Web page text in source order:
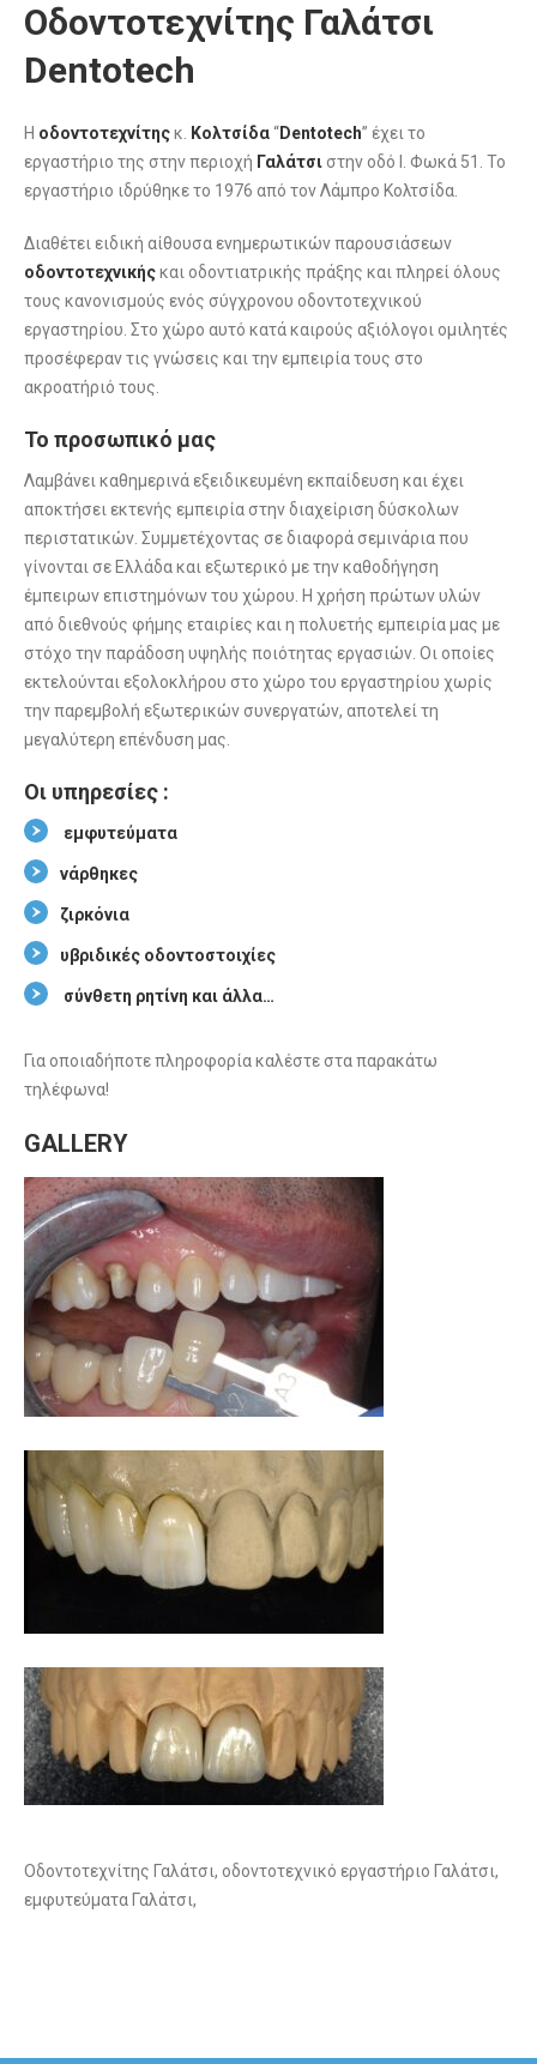
Οδοντοτεχνίτης Γαλάτσι
Dentotech
Η οδοντοτεχνίτηςκ. Κολτσίδα“Dentotech” έχει το
εργαστήριο της στην περιοχή Γαλάτσι στην οδό Ι. Φωκά 51. Το
εργαστήριο ιδρύθηκε το 1976 από τον Λάμπρο Κολτσίδα.
Διαθέτει ειδική αίθουσα ενημερωτικών παρουσιάσεων
οδοντοτεχνικήςκαι οδοντιατρικής πράξης και πληρεί όλους
τους κανονισμούς ενός σύγχρονου οδοντοτεχνικού
εργαστηρίου. Στο χώρο αυτό κατά καιρούς αξιόλογοι ομιλητές
προσέφεραν τις γνώσεις και την εμπειρία τους στο
ακροατήριό τους.
Το προσωπικό μας
Λαμβάνει καθημερινά εξειδικευμένη εκπαίδευση και έχει
αποκτήσει εκτενής εμπειρία στην διαχείριση δύσκολων
περιστατικών. Συμμετέχοντας σε διαφορά σεμινάρια που
γίνονται σε Ελλάδα και εξωτερικό με την καθοδήγηση
έμπειρων επιστημόνων του χώρου. Η χρήση πρώτων υλών
από διεθνούς φήμης εταιρίες και η πολυετής εμπειρία μας με
στόχο την παράδοση υψηλής ποιότητας εργασιών. Οι οποίες
εκτελούνται εξολοκλήρου στο χώρο του εργαστηρίου χωρίς
την παρεμβολή εξωτερικών συνεργατών, αποτελεί τη
μεγαλύτερη επένδυση μας.
Οι υπηρεσίες :
εμφυτεύματα
νάρθηκες
ζιρκόνια
υβριδικές οδοντοστοιχίες
σύνθετη ρητίνη και άλλα…
Για οποιαδήποτε πληροφορία καλέστε στα παρακάτω
τηλέφωνα!
GALLERY
Οδοντοτεχνίτης Γαλάτσι, οδοντοτεχνικό εργαστήριο Γαλάτσι,
εμφυτεύματα Γαλάτσι,